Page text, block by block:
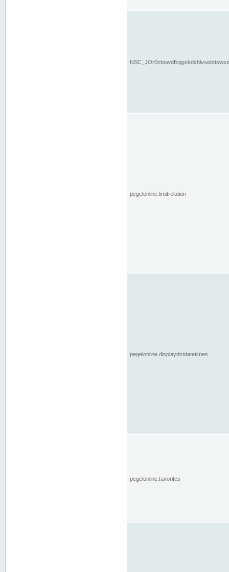
pegelonline.limitrelation
pegelonline.displaydstdatetimes
pegelonline.favorites